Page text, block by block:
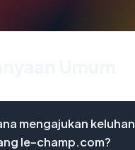
mengajukan keluhan
le-champ.com?